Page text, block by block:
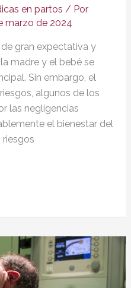
en partos / Por
marzo de 2024
gran expectativa y
madre y el bebé se
Sin embargo, el
algunos de los
las negligencias
el bienestar del
riesgos